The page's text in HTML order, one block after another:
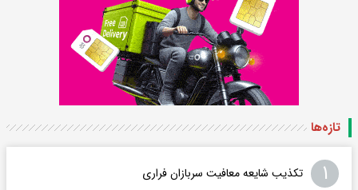
تازه‌ها
۱ تکذیب شایعه معافیت سربازان فراری